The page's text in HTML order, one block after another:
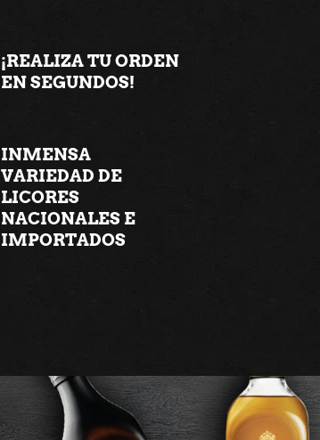
¡REALIZA TU ORDEN
EN SEGUNDOS!
INMENSA
VARIEDAD DE
LICORES
NACIONALES E
IMPORTADOS